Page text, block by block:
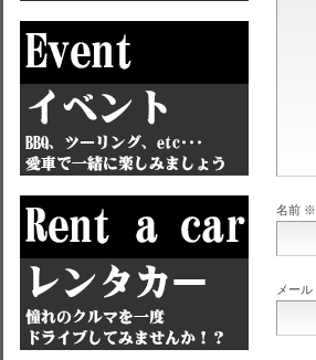
名前 ※
メール